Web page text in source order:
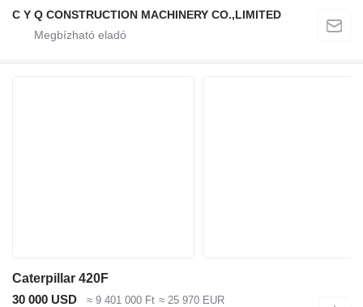
C Y Q CONSTRUCTION MACHINERY CO.,LIMITED
Caterpillar 420F
30 000 USD
≈ 9 401 000 Ft ≈ 25 970 EUR